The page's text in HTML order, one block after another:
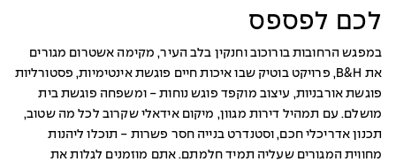
לכם לפספס
במפגש הרחובות בורוכוב וחנקין בלב העיר, מקימה אשטרום מגורים
את B&H, פרויקט בוטיק שבו איכות חיים פוגשת אינטימיות, פסטורליות
פוגשת אורבניות, עיצוב מוקפד פוגש נוחות - ומשפחה פוגשת בית
מושלם. עם תמהיל דירות מגוון, מיקום אידאלי שקרוב לכל מה שטוב,
תכנון אדריכלי חכם, וסטנדרט בנייה חסר פשרות - תוכלו ליהנות
מחווית המגורים שעליה תמיד חלמתם. אתם מוזמנים לגלות את